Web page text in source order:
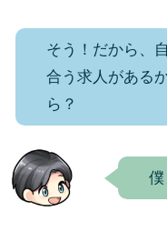
そう！だから、
合う求人がある
ら？